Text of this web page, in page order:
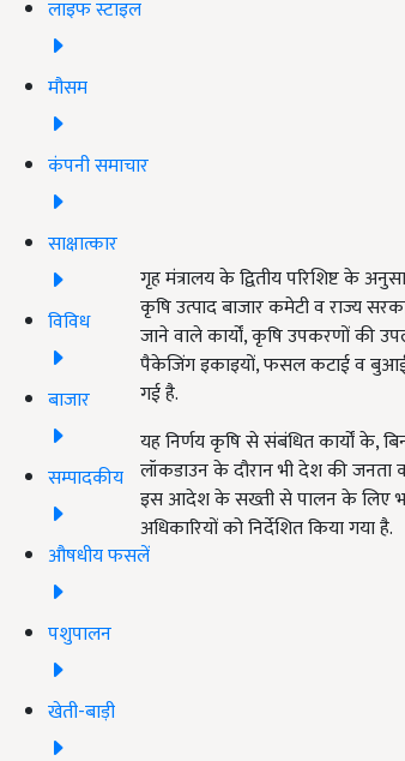
लाइफ स्टाइल
मौसम
कंपनी समाचार
साक्षात्कार
विविध
बाजार
सम्पादकीय
औषधीय फसलें
पशुपालन
खेती-बाड़ी
गृह मंत्रालय के द्वितीय परिशिष्ट के
कृषि उत्पाद बाजार कमेटी व राज्य
जाने वाले कार्यों, कृषि उपकरणों की
पैकेजिंग इकाइयों, फसल कटाई व बुआई
गई है.
यह निर्णय कृषि से संबंधित कार्यों के,
लॉकडाउन के दौरान भी देश की जनता
इस आदेश के सख्ती से पालन के लिए
अधिकारियों को निर्देशित किया गया है.